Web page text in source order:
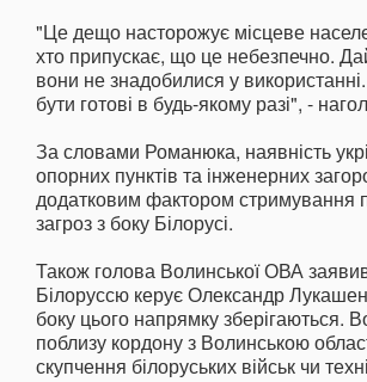
"Це дещо насторожує місцеве
хто припускає, що це небезпечно.
вони не знадобилися у
бути готові в будь-якому разі", -
За словами Романюка, наявність
опорних пунктів та інженерних
додатковим фактором стримування
загроз з боку Білорусі.
Також голова Волинської ОВА
Білоруссю керує Олександр
боку цього напрямку зберігаються.
поблизу кордону з Волинською
скупчення білоруських військ чи